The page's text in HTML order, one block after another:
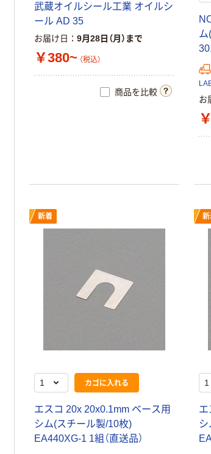
武蔵オイルシール工業 オイルシ
ール AD 35
お届け日 9月28日（月）まで
￥380~ （税込）
商品を比較
ム
お
新着
カゴに入れる
エスコ 20x 20x0.1mm ベース用
シム(スチール製/10枚)
EA440XG-1 1組（直送品）
新
エ
シ